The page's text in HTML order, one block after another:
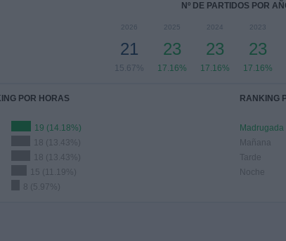
Nº DE PARTIDOS POR
2026
21
15.67%
2025
23
17.16%
2024
23
17.16%
2023
23
17.16%
POR HORAS
19 (14.18%)
18 (13.43%)
18 (13.43%)
15 (11.19%)
8 (5.97%)
RANKING
Madrugada
Mañana
Tarde
Noche